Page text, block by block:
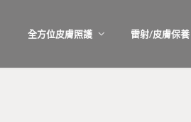
全方位皮膚照護 雷射/皮膚保養